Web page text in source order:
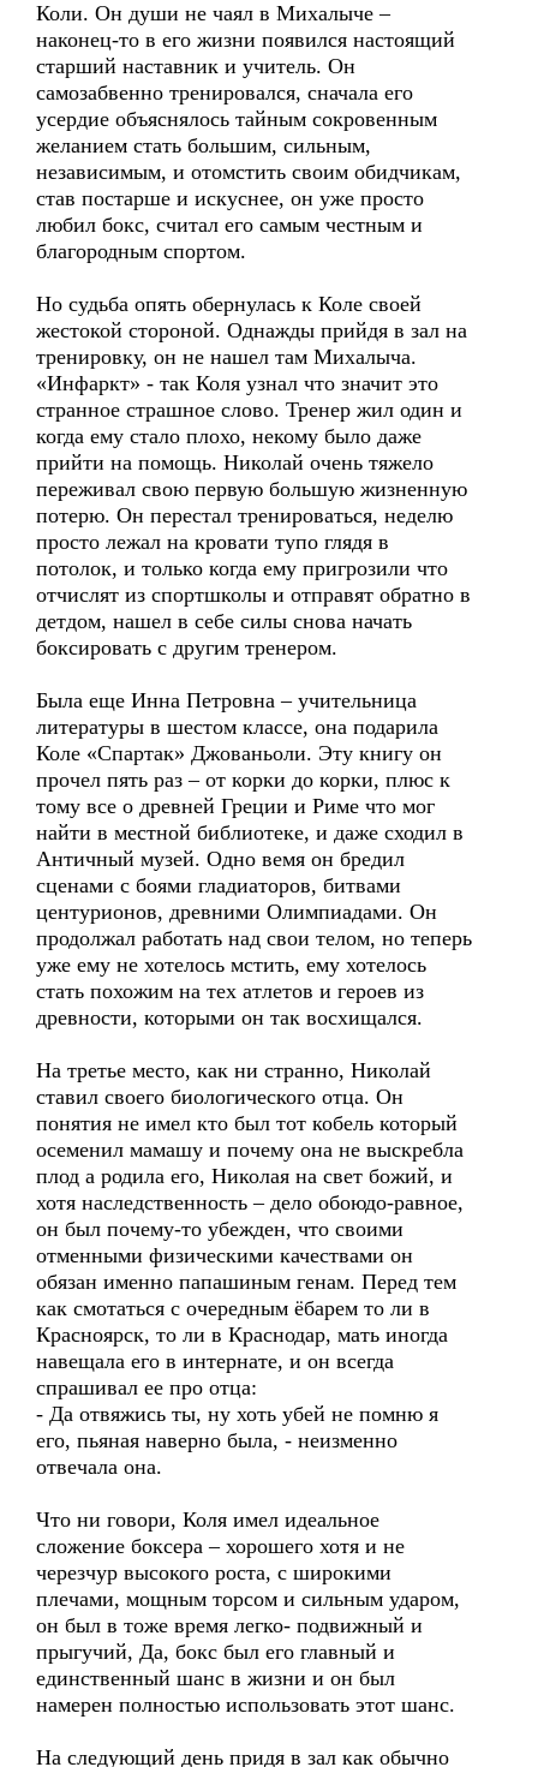
Коли. Он души не чаял в Михалыче –
наконец-то в его жизни появился настоящий
старший наставник и учитель. Он
самозабвенно тренировался, сначала его
усердие объяснялось тайным сокровенным
желанием стать большим, сильным,
независимым, и отомстить своим обидчикам,
став постарше и искуснее, он уже просто
любил бокс, считал его самым честным и
благородным спортом.
Но судьба опять обернулась к Коле своей
жестокой стороной. Однажды прийдя в зал на
тренировку, он не нашел там Михалыча.
«Инфаркт» - так Коля узнал что значит это
странное страшное слово. Тренер жил один и
когда ему стало плохо, некому было даже
прийти на помощь. Николай очень тяжело
переживал свою первую большую жизненную
потерю. Он перестал тренироваться, неделю
просто лежал на кровати тупо глядя в
потолок, и только когда ему пригрозили что
отчислят из спортшколы и отправят обратно в
детдом, нашел в себе силы снова начать
боксировать с другим тренером.
Была еще Инна Петровна – учительница
литературы в шестом классе, она подарила
Коле «Спартак» Джованьоли. Эту книгу он
прочел пять раз – от корки до корки, плюс к
тому все о древней Греции и Риме что мог
найти в местной библиотеке, и даже сходил в
Античный музей. Одно вемя он бредил
сценами с боями гладиаторов, битвами
центурионов, древними Олимпиадами. Он
продолжал работать над свои телом, но теперь
уже ему не хотелось мстить, ему хотелось
стать похожим на тех атлетов и героев из
древности, которыми он так восхищался.
На третье место, как ни странно, Николай
ставил своего биологического отца. Он
понятия не имел кто был тот кобель который
осеменил мамашу и почему она не выскребла
плод а родила его, Николая на свет божий, и
хотя наследственность – дело обоюдо-равное,
он был почему-то убежден, что своими
отменными физическими качествами он
обязан именно папашиным генам. Перед тем
как смотаться с очередным ёбарем то ли в
Красноярск, то ли в Краснодар, мать иногда
навещала его в интернате, и он всегда
спрашивал ее про отца:
- Да отвяжись ты, ну хоть убей не помню я
его, пьяная наверно была, - неизменно
отвечала она.
Что ни говори, Коля имел идеальное
сложение боксера – хорошего хотя и не
черезчур высокого роста, с широкими
плечами, мощным торсом и сильным ударом,
он был в тоже время легко- подвижный и
прыгучий, Да, бокс был его главный и
единственный шанс в жизни и он был
намерен полностью использовать этот шанс.
На следующий день придя в зал как обычно